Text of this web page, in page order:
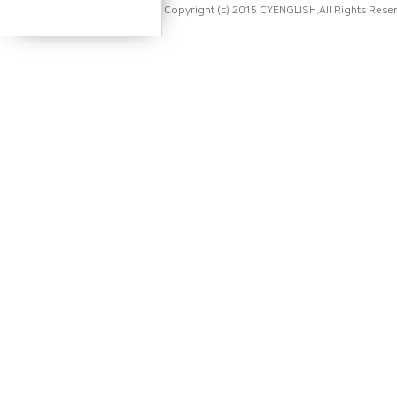
Copyright (c) 2015 CYENGLISH.All Rights